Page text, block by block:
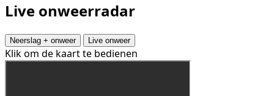
Live onweerradar
Neerslag + onweer Live onweer
Klik om de kaart te bedienen